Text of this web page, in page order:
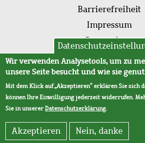
Barrierefreiheit
Impressum
Datenschutz
AVB
Wir verwenden Analysetools, um zu
unsere Seite besucht und wie sie
Mit dem Klick auf „Akzeptieren“ erklären Sie sich
können Ihre Einwilligung jederzeit widerrufen.
Sie in unsererDatenschutzerklärung.
Akzeptieren Nein, danke